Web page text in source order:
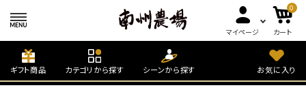
マイページ
0
カート
ギフト商品 カテゴリから探す シーンから探す お気に入り